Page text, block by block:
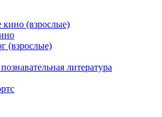
кино (взрослые)
(взрослые)
литература